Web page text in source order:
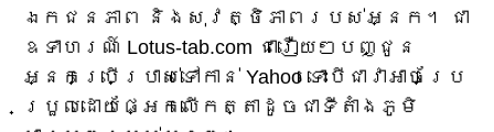
ឯកជនភាព និងសុវត្ថិភាពរបស់អ្នក។ ជា
ឧទាហរណ៍ Lotus-tab.com ជារឿយៗបញ្ជូន
អ្នកប្រើប្រាស់ទៅកាន់ Yahoo ទោះបីជាវាអាចប្រែ
ប្រួលដោយផ្អែកលើកត្តាដូចជាទីតាំងភូមិ